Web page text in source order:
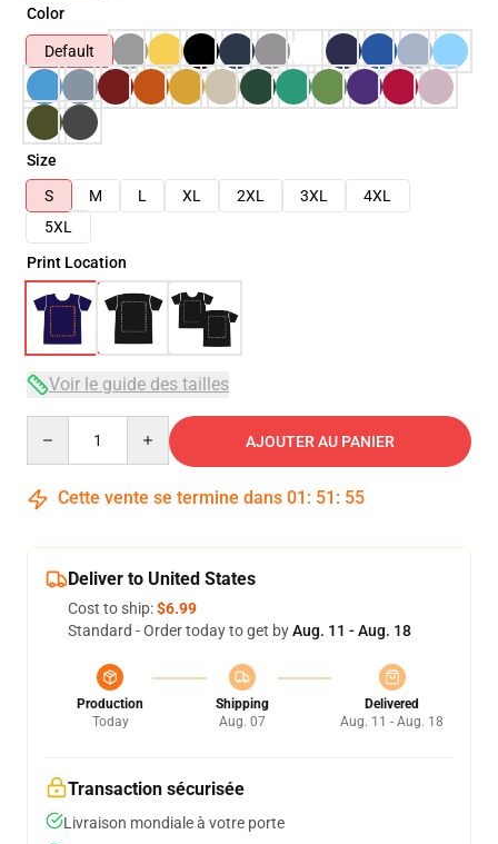
Color
Default
Size
S
M L XL 2XL 3XL
4XL
5XL
Print Location
Voir le guide des tailles
AJOUTER AU PANIER
Cette vente se termine dans 01 : 51 : 54
Deliver to United States
Cost to ship:$6.99
Standard - Order today to get byAug. 11 - Aug. 18
Production
Today
Shipping
Aug. 07
Delivered
Aug. 11 - Aug. 18
Transaction sécurisée
Livraison mondiale à votre porte